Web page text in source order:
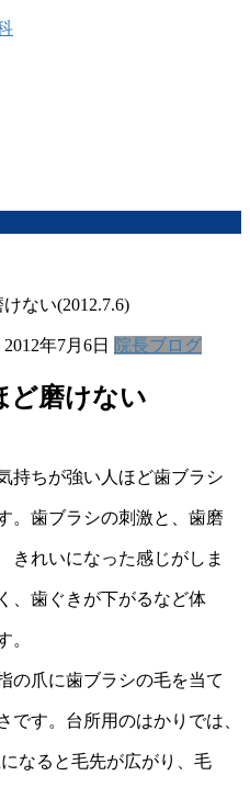
ない(2012.7.6)
2012年7月6日 院長ブログ
ど磨けない
持ちが強い人ほど歯ブラシ
歯ブラシの刺激と、歯磨
れいになった感じがしま
、歯ぐきが下がるなど体
。
の爪に歯ブラシの毛を当て
です。台所用のはかりでは、
なると毛先が広がり、毛